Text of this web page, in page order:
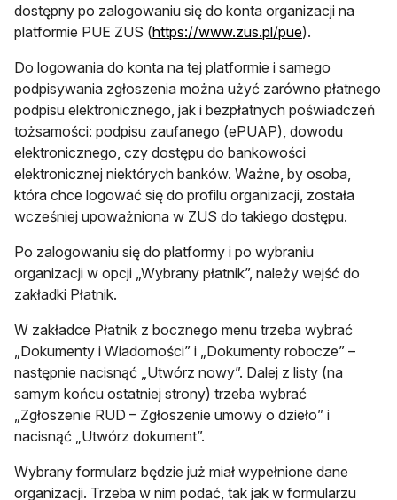
dostępny po zalogowaniu się do konta organizacji na
platformie PUE ZUS (https://www.zus.pl/pueotwiera się w
).
Do logowania do konta na tej platformie i samego
podpisywania zgłoszenia można użyć zarówno płatnego
podpisu elektronicznego, jak i bezpłatnych poświadczeń
tożsamości: podpisu zaufanego (ePUAP), dowodu
elektronicznego, czy dostępu do bankowości
elektronicznej niektórych banków. Ważne, by osoba,
która chce logować się do profilu organizacji, została
wcześniej upoważniona w ZUS do takiego dostępu.
Po zalogowaniu się do platformy i po wybraniu
organizacji w opcji „Wybrany płatnik”, należy wejść do
zakładki Płatnik.
W zakładce Płatnik z bocznego menu trzeba wybrać
„Dokumenty i Wiadomości” i „Dokumenty robocze” –
następnie nacisnąć „Utwórz nowy”. Dalej z listy (na
samym końcu ostatniej strony) trzeba wybrać
„Zgłoszenie RUD – Zgłoszenie umowy o dzieło” i
nacisnąć „Utwórz dokument”.
Wybrany formularz będzie już miał wypełnione dane
organizacji. Trzeba w nim podać, tak jak w formularzu